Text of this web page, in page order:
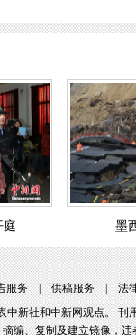
庭 墨
服务|供稿服务|法
中新社和中新网观点。 刊
编、复制及建立镜像，